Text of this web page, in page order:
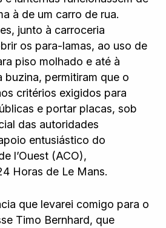
à de um carro de rua.
junto à carroceria
os para-lamas, ao uso de
piso molhado e até à
buzina, permitiram que o
critérios exigidos para
e portar placas, sob
das autoridades
entusiástico do
l’Ouest (ACO),
Horas de Le Mans.
que levarei comigo para o
Timo Bernhard, que